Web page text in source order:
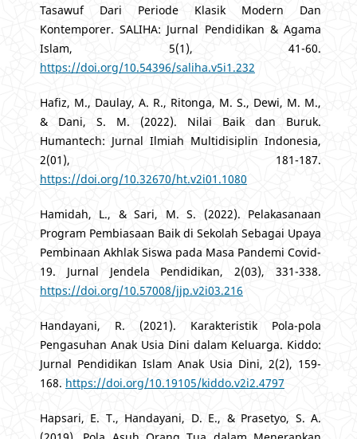
Tasawuf Dari Periode Klasik Modern Dan
Kontemporer. SALIHA: Jurnal Pendidikan & Agama
Islam, 5(1), 41-60.
https://doi.org/10.54396/saliha.v5i1.232
Hafiz, M., Daulay, A. R., Ritonga, M. S., Dewi, M. M.,
& Dani, S. M. (2022). Nilai Baik dan Buruk.
Humantech: Jurnal Ilmiah Multidisiplin Indonesia,
2(01), 181-187.
https://doi.org/10.32670/ht.v2i01.1080
Hamidah, L., & Sari, M. S. (2022). Pelakasanaan
Program Pembiasaan Baik di Sekolah Sebagai Upaya
Pembinaan Akhlak Siswa pada Masa Pandemi Covid-
19. Jurnal Jendela Pendidikan, 2(03), 331-338.
https://doi.org/10.57008/jjp.v2i03.216
Handayani, R. (2021). Karakteristik Pola-pola
Pengasuhan Anak Usia Dini dalam Keluarga. Kiddo:
Jurnal Pendidikan Islam Anak Usia Dini, 2(2), 159-
168. https://doi.org/10.19105/kiddo.v2i2.4797
Hapsari, E. T., Handayani, D. E., & Prasetyo, S. A.